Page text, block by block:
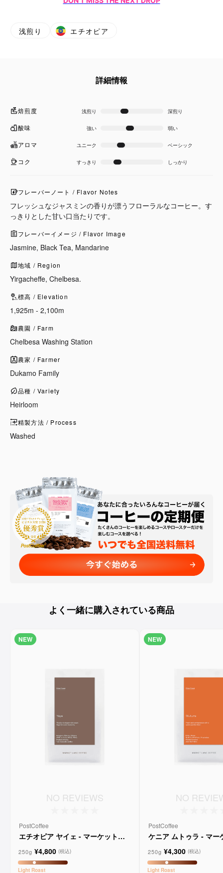
浅煎り エチオピア
詳細情報
焙煎度 浅煎り 深煎り
酸味 強い 弱い
アロマ ユニーク ベーシック
コク すっきり しっかり
フレーバーノート / Flavor Notes
フレッシュなジャスミンの香りが漂うフローラルなコーヒー。す
っきりとした甘い口当たりです。
フレーバーイメージ / Flavor Image
Jasmine, Black Tea, Mandarine
地域 / Region
Yirgacheffe, Chelbesa.
標高 / Elevation
1,925m - 2,100m
農園 / Farm
Chelbesa Washing Station
農家 / Farmer
Dukamo Family
品種 / Variety
Heirloom
精製方法 / Process
Washed
よく一緒に購入されている商品
NEW
NO REVIEWS
PostCoffee
エチオピア ヤイェ - マーケットレ
250g ¥4,800 (税込)
Light Roast
NEW
NO
PostCoffee
ケニア ムトゥラ - マー
250g ¥4,300 (税込)
Light Roast